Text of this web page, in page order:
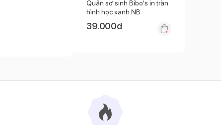
Quần sơ sinh Bibo's in tràn
hình học xanh NB
39.000đ